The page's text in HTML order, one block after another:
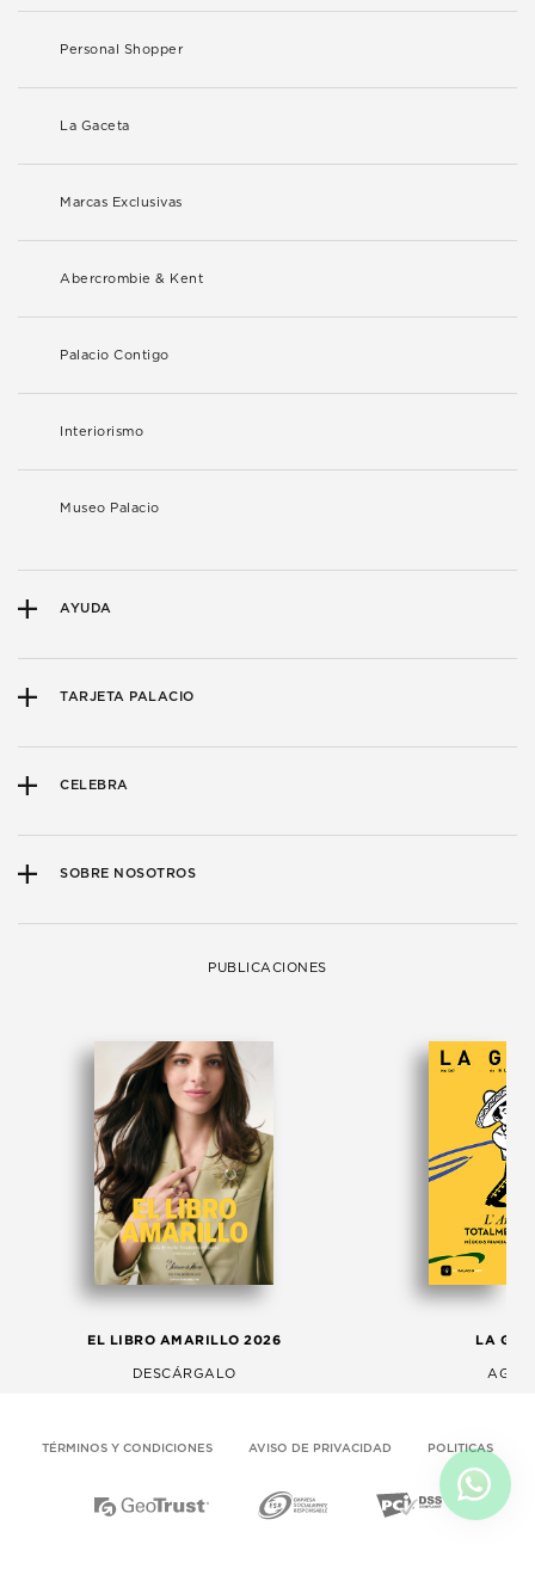
Personal Shopper
La Gaceta
Marcas Exclusivas
Abercrombie & Kent
Palacio Contigo
Interiorismo
Museo Palacio
AYUDA
TARJETA PALACIO
CELEBRA
SOBRE NOSOTROS
PUBLICACIONES
EL LIBRO AMARILLO 2026
DESCÁRGALO
LA
TÉRMINOS Y CONDICIONES AVISO DE PRIVACIDAD POLITICAS